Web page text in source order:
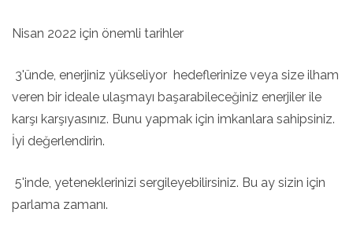
Nisan 2022 için önemli tarihler
3'ünde, enerjiniz yükseliyor hedeflerinize veya size ilham
veren bir ideale ulaşmayı başarabileceğiniz enerjiler ile
karşı karşıyasınız. Bunu yapmak için imkanlara sahipsiniz.
İyi değerlendirin.
5'inde, yeteneklerinizi sergileyebilirsiniz. Bu ay sizin için
parlama zamanı.